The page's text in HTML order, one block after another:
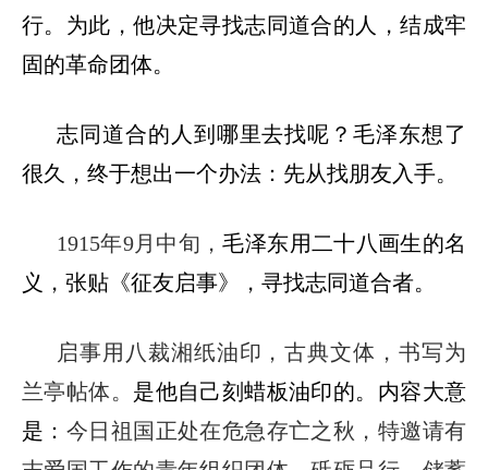
行。为此，他决定寻找志同道合的人，结成牢
固的革命团体。
志同道合的人到哪里去找呢？毛泽东想了
很久，终于想出一个办法：先从找朋友入手。
1915年9月中旬，毛泽东用二十八画生的名
义，张贴《征友启事》，寻找志同道合者。
启事用八裁湘纸油印，古典文体，书写为
兰亭帖体。 是他自己刻蜡板油印的。 内容大意
是： 今日祖国正处在危急存亡之秋，特邀请有